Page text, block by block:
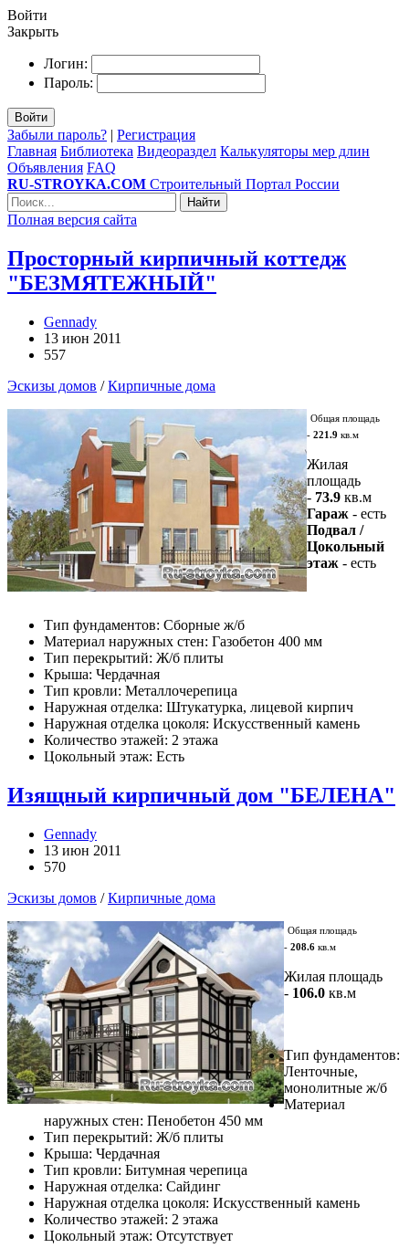
Войти
Закрыть
Логин:
Пароль:
Войти
Забыли пароль? | Регистрация
Главная Библиотека Видеораздел Калькуляторы мер длин
Объявления FAQ
RU-STROYKA.COM Строительный Портал России
Найти
Полная версия сайта
Просторный кирпичный коттедж
"БЕЗМЯТЕЖНЫЙ"
Gennady
13 июн 2011
557
Эскизы домов /Кирпичные дома
Общая площадь
- 221.9 кв.м
Жилая
площадь
- 73.9 кв.м
Гараж - есть
Подвал /
Цокольный
этаж - есть
Тип фундаментов: Сборные ж/б
Материал наружных стен: Газобетон 400 мм
Тип перекрытий: Ж/б плиты
Крыша: Чердачная
Тип кровли: Металлочерепица
Наружная отделка: Штукатурка, лицевой кирпич
Наружная отделка цоколя: Искусственный камень
Количество этажей: 2 этажа
Цокольный этаж: Есть
Изящный кирпичный дом "БЕЛЕНА"
Gennady
13 июн 2011
570
Эскизы домов /Кирпичные дома
Общая площадь
- 208.6 кв.м
Жилая площадь
- 106.0 кв.м
Тип фундаментов:
Ленточные,
монолитные ж/б
Материал
наружных стен: Пенобетон 450 мм
Тип перекрытий: Ж/б плиты
Крыша: Чердачная
Тип кровли: Битумная черепица
Наружная отделка: Сайдинг
Наружная отделка цоколя: Искусственный камень
Количество этажей: 2 этажа
Цокольный этаж: Отсутствует